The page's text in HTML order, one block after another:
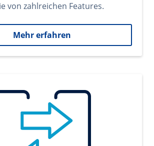
von zahlreichen Features.
Mehr erfahren